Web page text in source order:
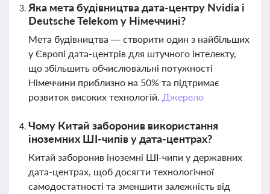
Яка мета будівництва дата-центру Nvidia і
Deutsche Telekom у Німеччині?
Мета будівництва — створити один з найбільших
у Європі дата-центрів для штучного інтелекту,
що збільшить обчислювальні потужності
Німеччини приблизно на 50% та підтримає
розвиток високих технологій. Джерело
Чому Китай заборонив використання
іноземних ШІ-чипів у дата-центрах?
Китай заборонив іноземні ШІ-чипи у державних
дата-центрах, щоб досягти технологічної
самодостатності та зменшити залежність від